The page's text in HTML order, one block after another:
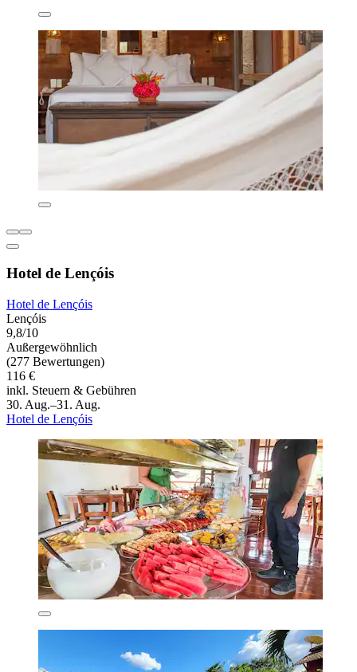
Hotel de Lençóis
Hotel de Lençóis
Lençóis
9,8/10
Außergewöhnlich
(277 Bewertungen)
116 €
inkl. Steuern & Gebühren
30. Aug.–31. Aug.
Hotel de Lençóis